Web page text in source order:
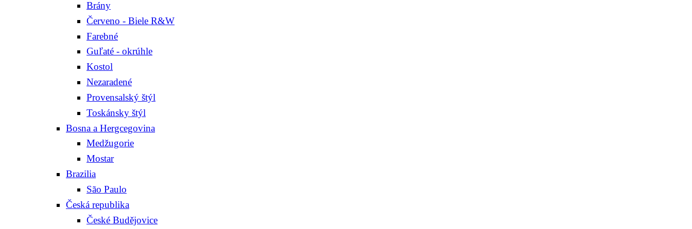
Brány
Červeno - Biele R&W
Farebné
Guľaté - okrúhle
Kostol
Nezaradené
Provensalský štýl
Toskánsky štýl
Bosna a Hergcegovina
Medžugorie
Mostar
Brazilia
São Paulo
Česká republika
České Budějovice